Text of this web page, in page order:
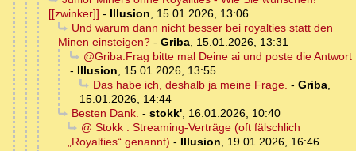
[[zwinker]] - Illusion, 15.01.2026, 13:06
Und warum dann nicht besser bei royalties statt den
Minen einsteigen? - Griba, 15.01.2026, 13:31
@Griba:Frag bitte mal Deine ai und poste die Antwort
- Illusion, 15.01.2026, 13:55
Das habe ich, deshalb ja meine Frage. - Griba,
15.01.2026, 14:44
Besten Dank. - stokk', 16.01.2026, 10:40
@ Stokk : Streaming‑Verträge (oft fälschlich
„Royalties“ genannt) - Illusion, 19.01.2026, 16:46